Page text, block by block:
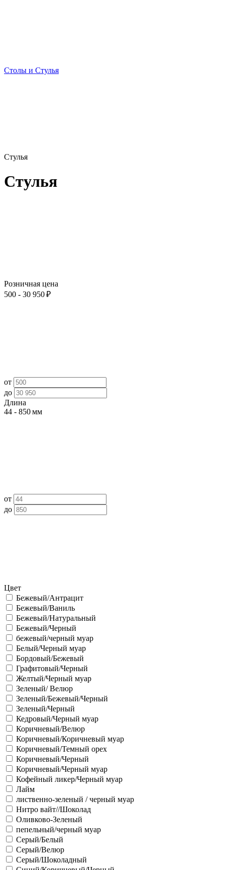
Столы и Стулья
Стулья
Стулья
Розничная цена
500 - 30 950 ₽
от
до
Длина
44 - 850 мм
от
до
Цвет
Бежевый/Антрацит
Бежевый/Ваниль
Бежевый/Натуральный
Бежевый/Черный
бежевый/черный муар
Белый/Черный муар
Бордовый/Бежевый
Графитовый/Черный
Желтый/Черный муар
Зеленый/ Велюр
Зеленый/Бежевый/Черный
Зеленый/Черный
Кедровый/Черный муар
Коричневый/Велюр
Коричневый/Коричневый муар
Коричневый/Темный орех
Коричневый/Черный
Коричневый/Черный муар
Кофейный ликер/Черный муар
Лайм
лиственно-зеленый / черный муар
Нитро вайт//Шоколад
Оливково-Зеленый
пепельный/черный муар
Серый/Белый
Серый/Велюр
Серый/Шоколадный